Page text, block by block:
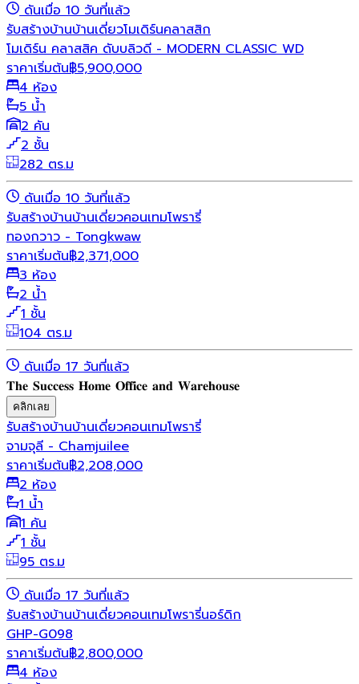
ดันเมื่อ 10 วันที่แล้ว
รับสร้างบ้านบ้านเดี่ยวโมเดิร์นคลาสสิก
โมเดิร์น คลาสสิค ดับบลิวดี - MODERN CLASSIC WD
ราคาเริ่มต้น฿5,900,000
4 ห้อง
5 น้ำ
2 คัน
2 ชั้น
282 ตร.ม
ดันเมื่อ 10 วันที่แล้ว
รับสร้างบ้านบ้านเดี่ยวคอนเทมโพรารี่
ทองกวาว - Tongkwaw
ราคาเริ่มต้น฿2,371,000
3 ห้อง
2 น้ำ
1 ชั้น
104 ตร.ม
ดันเมื่อ 17 วันที่แล้ว
𝐓𝐡𝐞 𝐒𝐮𝐜𝐜𝐞𝐬𝐬 𝐇𝐨𝐦𝐞 𝐎𝐟𝐟𝐢𝐜𝐞 𝐚𝐧𝐝 𝐖𝐚𝐫𝐞𝐡𝐨𝐮𝐬𝐞
คลิกเลย
รับสร้างบ้านบ้านเดี่ยวคอนเทมโพรารี่
จามจุลี - Chamjuilee
ราคาเริ่มต้น฿2,208,000
2 ห้อง
1 น้ำ
1 คัน
1 ชั้น
95 ตร.ม
ดันเมื่อ 17 วันที่แล้ว
รับสร้างบ้านบ้านเดี่ยวคอนเทมโพรารี่นอร์ดิก
GHP-G098
ราคาเริ่มต้น฿2,800,000
4 ห้อง